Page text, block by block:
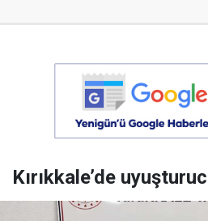
Kırıkkale’de